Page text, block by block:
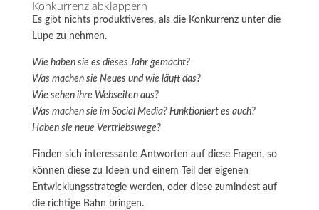
Konkurrenz abklappern
Es gibt nichts produktiveres, als die Konkurrenz unter die
Lupe zu nehmen.
Wie haben sie es dieses Jahr gemacht?
Was machen sie Neues und wie läuft das?
Wie sehen ihre Webseiten aus?
Was machen sie im Social Media? Funktioniert es auch?
Haben sie neue Vertriebswege?
Finden sich interessante Antworten auf diese Fragen, so
können diese zu Ideen und einem Teil der eigenen
Entwicklungsstrategie werden, oder diese zumindest auf
die richtige Bahn bringen.